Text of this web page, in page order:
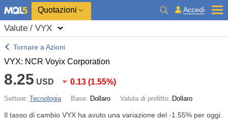
Quotazioni Accedi
Valute / VYX
Tornare a Azioni
VYX: NCR Voyix Corporation
8.25 USD 0.13 (1.55%)
Settore: Tecnologia Base: Dollaro Valuta di profitto: Dollaro
Il tasso di cambio VYX ha avuto una variazione del -1.55% per oggi.